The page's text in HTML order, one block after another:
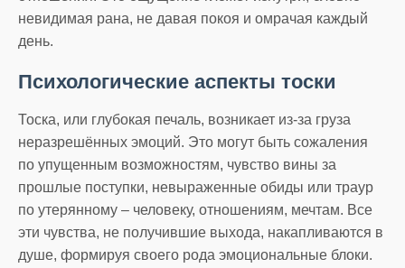
невидимая рана, не давая покоя и омрачая каждый
день.
Психологические аспекты тоски
Тоска, или глубокая печаль, возникает из-за груза
неразрешённых эмоций. Это могут быть сожаления
по упущенным возможностям, чувство вины за
прошлые поступки, невыраженные обиды или траур
по утерянному – человеку, отношениям, мечтам. Все
эти чувства, не получившие выхода, накапливаются в
душе, формируя своего рода эмоциональные блоки.